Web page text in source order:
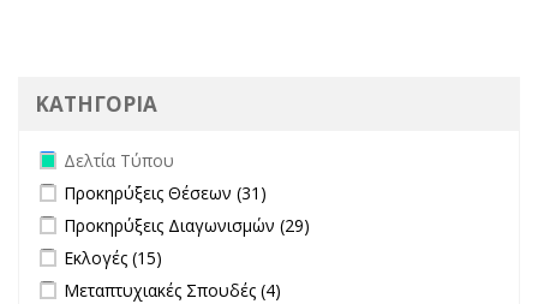
ΚΑΤΗΓΟΡΙΑ
Remove Δελτία Τύπου filter
Δελτία Τύπου
Apply Προκηρύξεις Θέσεων filter
Προκηρύξεις Θέσεων (31)
Apply Προκηρύξεις Διαγωνισμών filter
Προκηρύξεις Διαγωνισμών (29)
Apply Εκλογές filter
Εκλογές (15)
Apply Μεταπτυχιακές Σπουδές filter
Μεταπτυχιακές Σπουδές (4)